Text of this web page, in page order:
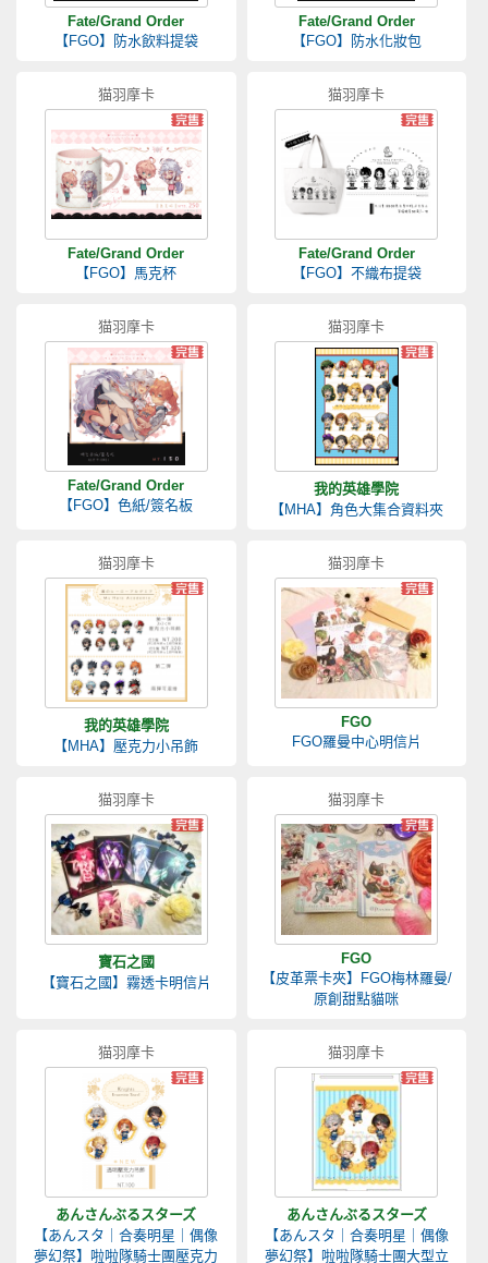
Fate/Grand Order
【FGO】防水飲料提袋
Fate/Grand Order
【FGO】防水化妝包
猫羽摩卡
Fate/Grand Order
【FGO】馬克杯
猫羽摩卡
Fate/Grand Order
【FGO】不織布提袋
猫羽摩卡
Fate/Grand Order
【FGO】色紙/簽名板
猫羽摩卡
我的英雄學院
【MHA】角色大集合資料夾
猫羽摩卡
我的英雄學院
【MHA】壓克力小吊飾
猫羽摩卡
FGO
FGO羅曼中心明信片
猫羽摩卡
寶石之國
【寶石之國】霧透卡明信片
猫羽摩卡
FGO
【皮革票卡夾】FGO梅林羅曼/
原創甜點貓咪
猫羽摩卡
あんさんぶるスターズ
【あんスタ｜合奏明星｜偶像
夢幻祭】啦啦隊騎士團壓克力
猫羽摩卡
あんさんぶるスターズ
【あんスタ｜合奏明星｜偶像
夢幻祭】啦啦隊騎士團大型立